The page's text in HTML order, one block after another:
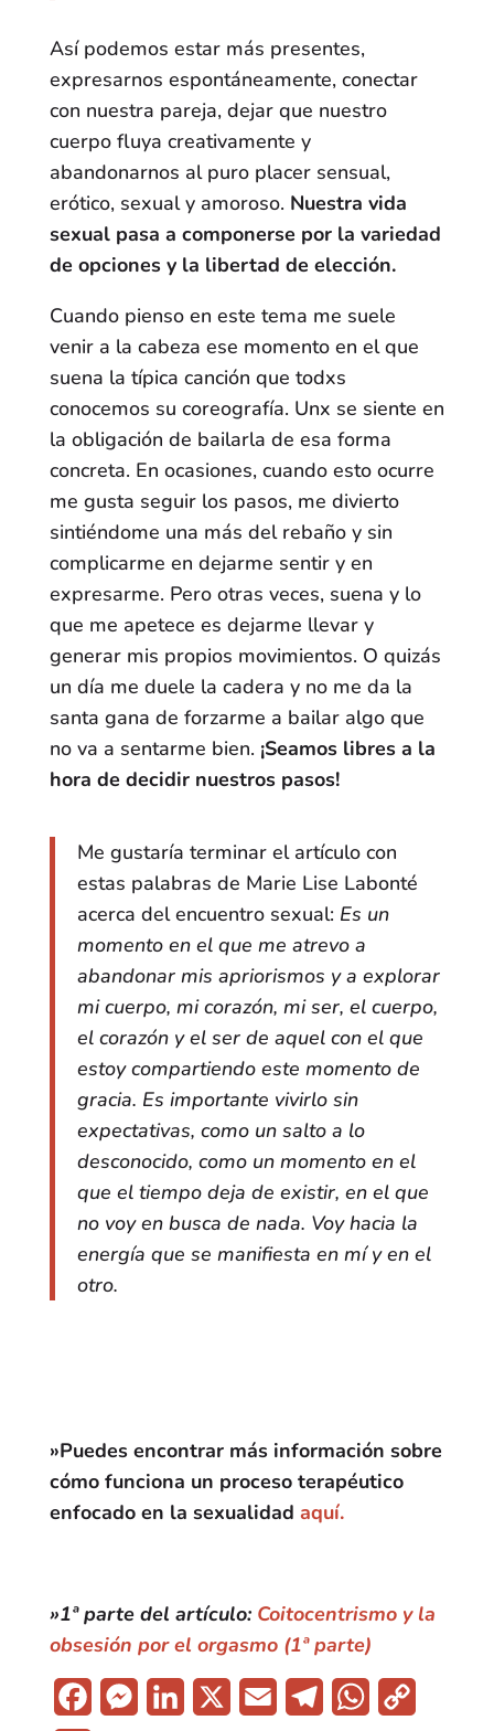
Así podemos estar más presentes,
expresarnos espontáneamente, conectar
con nuestra pareja, dejar que nuestro
cuerpo fluya creativamente y
abandonarnos al puro placer sensual,
erótico, sexual y amoroso. Nuestra vida
sexual pasa a componerse por la variedad
de opciones y la libertad de elección.
Cuando pienso en este tema me suele
venir a la cabeza ese momento en el que
suena la típica canción que todxs
conocemos su coreografía. Unx se siente en
la obligación de bailarla de esa forma
concreta. En ocasiones, cuando esto ocurre
me gusta seguir los pasos, me divierto
sintiéndome una más del rebaño y sin
complicarme en dejarme sentir y en
expresarme. Pero otras veces, suena y lo
que me apetece es dejarme llevar y
generar mis propios movimientos. O quizás
un día me duele la cadera y no me da la
santa gana de forzarme a bailar algo que
no va a sentarme bien. ¡Seamos libres a la
hora de decidir nuestros pasos!
Me gustaría terminar el artículo con
estas palabras de Marie Lise Labonté
acerca del encuentro sexual: Es un
momento en el que me atrevo a
abandonar mis apriorismos y a explorar
mi cuerpo, mi corazón, mi ser, el cuerpo,
el corazón y el ser de aquel con el que
estoy compartiendo este momento de
gracia. Es importante vivirlo sin
expectativas, como un salto a lo
desconocido, como un momento en el
que el tiempo deja de existir, en el que
no voy en busca de nada. Voy hacia la
energía que se manifiesta en mí y en el
otro.
»Puedes encontrar más información sobre
cómo funciona un proceso terapéutico
enfocado en la sexualidad aquí.
»1ª parte del artículo: Coitocentrismo y la
obsesión por el orgasmo (1ª parte)
W